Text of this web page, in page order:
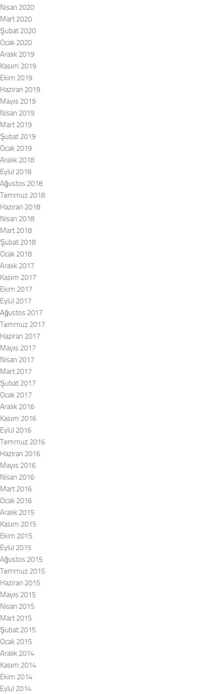
Nisan 2020
Mart 2020
Şubat 2020
Ocak 2020
Aralık 2019
Kasım 2019
Ekim 2019
Haziran 2019
Mayıs 2019
Nisan 2019
Mart 2019
Şubat 2019
Ocak 2019
Aralık 2018
Eylül 2018
Ağustos 2018
Temmuz 2018
Haziran 2018
Nisan 2018
Mart 2018
Şubat 2018
Ocak 2018
Aralık 2017
Kasım 2017
Ekim 2017
Eylül 2017
Ağustos 2017
Temmuz 2017
Haziran 2017
Mayıs 2017
Nisan 2017
Mart 2017
Şubat 2017
Ocak 2017
Aralık 2016
Kasım 2016
Eylül 2016
Temmuz 2016
Haziran 2016
Mayıs 2016
Nisan 2016
Mart 2016
Ocak 2016
Aralık 2015
Kasım 2015
Ekim 2015
Eylül 2015
Ağustos 2015
Temmuz 2015
Haziran 2015
Mayıs 2015
Nisan 2015
Mart 2015
Şubat 2015
Ocak 2015
Aralık 2014
Kasım 2014
Ekim 2014
Eylül 2014